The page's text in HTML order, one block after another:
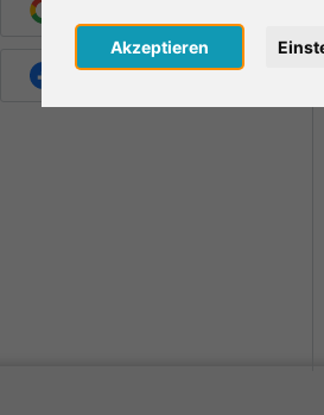
Akzeptieren
Weiter mit Facebook